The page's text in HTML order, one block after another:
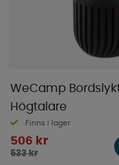
WeCamp
Högtalare
Finns i lager
506 kr
533 kr